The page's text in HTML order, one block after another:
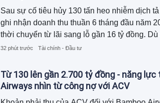
Sau sự cố tiêu hủy 130 tấn heo nhiễm dịch
ghi nhận doanh thu thuần 6 tháng đầu năm
thời chuyển từ lãi sang lỗ gần 16 tỷ đồng.
dương, nguồn tiền chủ yếu đến từ thu hồi
32 phút trước Tài chính - Đầu tư
Từ 130 lên gần 2.700 tỷ đồng - năng
Airways nhìn từ công nợ với ACV